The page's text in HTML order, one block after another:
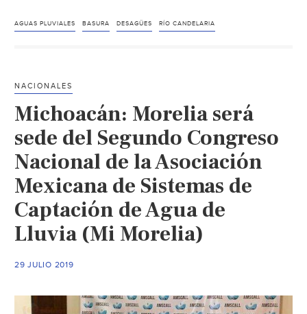
desperdicios
AGUAS PLUVIALES BASURA DESAGÜES RÍO CANDELARIA
NACIONALES
Michoacán: Morelia será
sede del Segundo Congreso
Nacional de la Asociación
Mexicana de Sistemas de
Captación de Agua de
Lluvia (Mi Morelia)
29 JULIO 2019